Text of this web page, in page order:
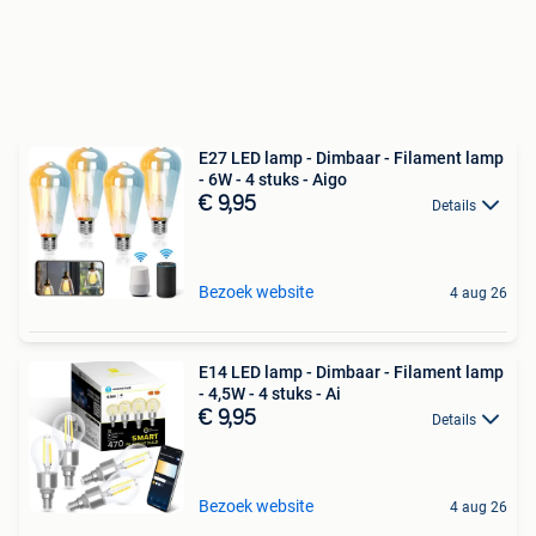
E27 LED lamp - Dimbaar - Filament lamp
- 6W - 4 stuks - Aigo
€ 9,95 Details
Bezoek website 4 aug 26
E14 LED lamp - Dimbaar - Filament lamp
- 4,5W - 4 stuks - Ai
€ 9,95 Details
Bezoek website 4 aug 26